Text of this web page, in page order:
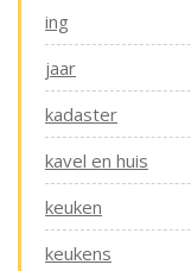
ing
jaar
kadaster
kavel en huis
keuken
keukens